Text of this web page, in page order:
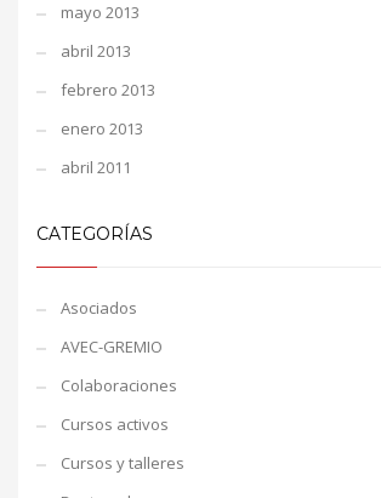
mayo 2013
abril 2013
febrero 2013
enero 2013
abril 2011
CATEGORÍAS
Asociados
AVEC-GREMIO
Colaboraciones
Cursos activos
Cursos y talleres